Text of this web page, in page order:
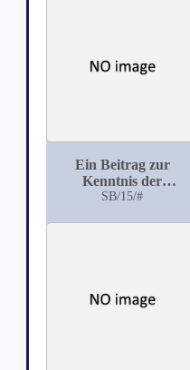
Ein Beitrag zur
Kenntnis der
Beziehungen der
Aus der Heidelberger
chirurgischen Klinik
SB/15/#